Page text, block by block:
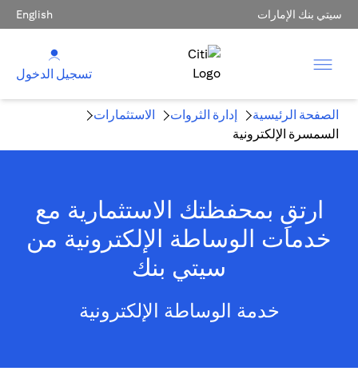
سيتي بنك الإمارات English
تسجيل الدخول
الصفحة الرئيسية إدارة الثروات
الاستثمارات
السمسرة الإلكترونية
ارتقِ بمحفظتك الاستثمارية مع
خدمات الوساطة الإلكترونية من
سيتي بنك
خدمة الوساطة الإلكترونية